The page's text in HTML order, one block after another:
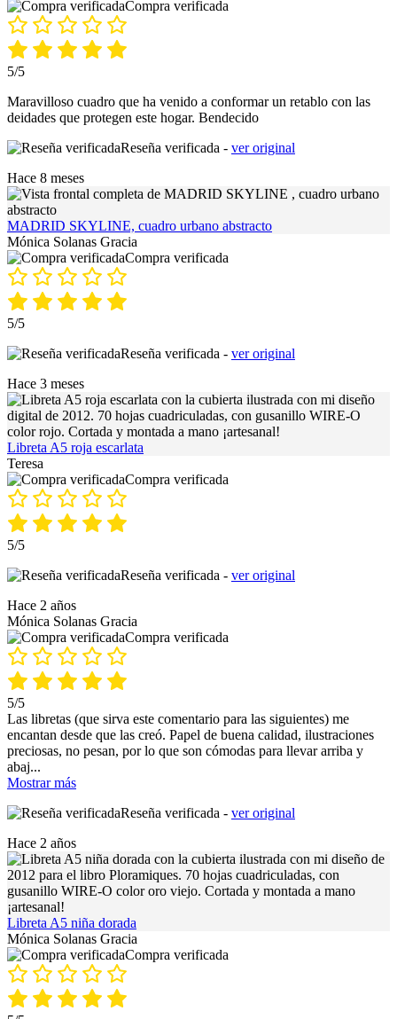
Compra verificada
5/5
Maravilloso cuadro que ha venido a conformar un retablo con las
deidades que protegen este hogar. Bendecido
Reseña verificada - ver original
Hace 8 meses
MADRID SKYLINE, cuadro urbano abstracto
Mónica Solanas Gracia
Compra verificada
5/5
Reseña verificada - ver original
Hace 3 meses
Libreta A5 roja escarlata
Teresa
Compra verificada
5/5
Reseña verificada - ver original
Hace 2 años
Mónica Solanas Gracia
Compra verificada
5/5
Las libretas (que sirva este comentario para las siguientes) me
encantan desde que las creó. Papel de buena calidad, ilustraciones
preciosas, no pesan, por lo que son cómodas para llevar arriba y
abaj...
Mostrar más
Reseña verificada - ver original
Hace 2 años
Libreta A5 niña dorada
Mónica Solanas Gracia
Compra verificada